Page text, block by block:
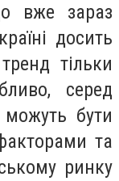
вже зараз
досить
тільки
серед
бути
та
ринку